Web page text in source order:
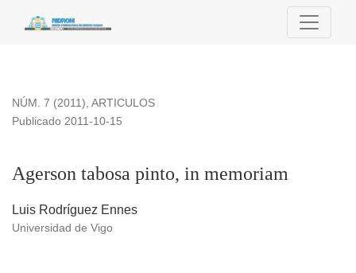
NÚM. 7 (2011), ARTICULOS
Agerson tabosa pinto, in memoriam
Publicado 2011-10-15
Luis Rodríguez Ennes
Universidad de Vigo